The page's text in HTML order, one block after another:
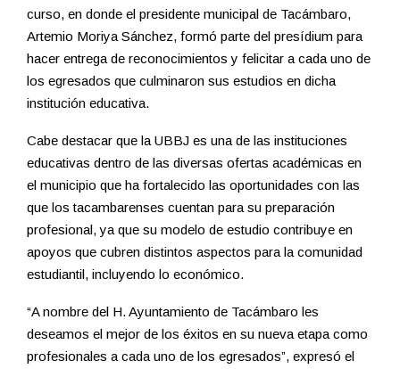
curso, en donde el presidente municipal de Tacámbaro,
Artemio Moriya Sánchez, formó parte del presídium para
hacer entrega de reconocimientos y felicitar a cada uno de
los egresados que culminaron sus estudios en dicha
institución educativa.
Cabe destacar que la UBBJ es una de las instituciones
educativas dentro de las diversas ofertas académicas en
el municipio que ha fortalecido las oportunidades con las
que los tacambarenses cuentan para su preparación
profesional, ya que su modelo de estudio contribuye en
apoyos que cubren distintos aspectos para la comunidad
estudiantil, incluyendo lo económico.
“A nombre del H. Ayuntamiento de Tacámbaro les
deseamos el mejor de los éxitos en su nueva etapa como
profesionales a cada uno de los egresados”, expresó el